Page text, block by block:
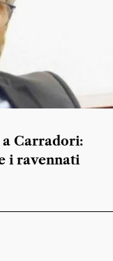
a Carradori:
i ravennati